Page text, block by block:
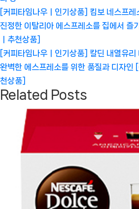
글
탐
색
Previous
Post:
[커피타임나우ㅣ인기상품] 킴보 네스프레
진정한 이탈리아 에스프레소를 집에서
ㅣ추천상품]
Next
Post:
[커피타임나우ㅣ인기상품] 칼딘 내열유리
완벽한 에스프레소를 위한 품질과 디자
천상품]
Related Posts